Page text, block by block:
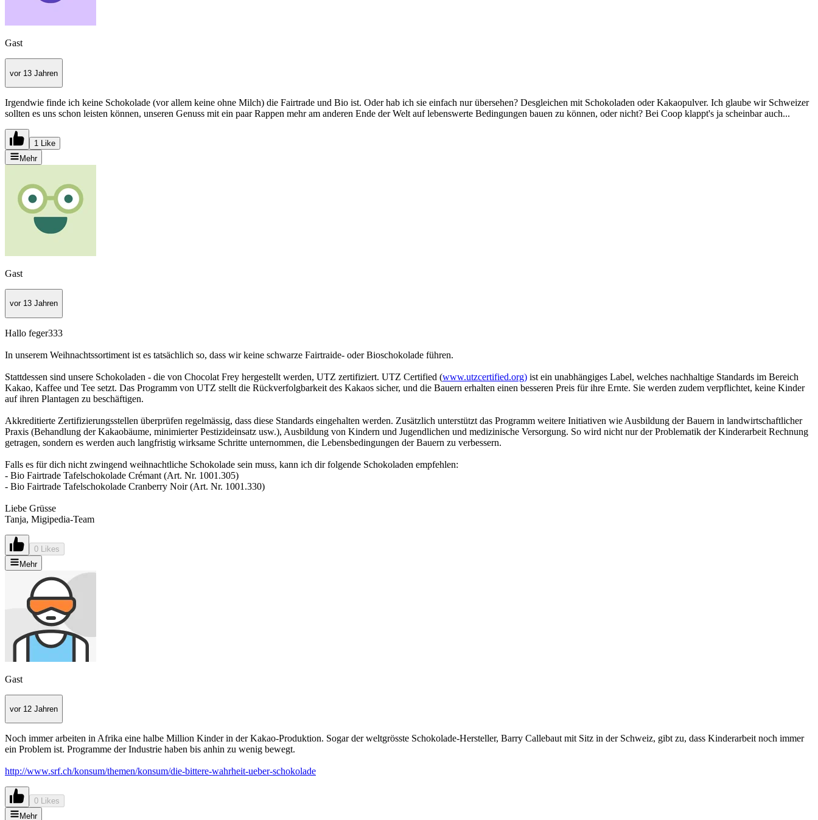
Gast
vor 13 Jahren
Irgendwie finde ich keine Schokolade (vor allem keine ohne Milch) die Fairtrade und Bio ist. Oder hab ich sie einfach nur übersehen? Desgleichen mit Schokoladen oder Kakaopulver. Ich glaube wir Schweizer
sollten es uns schon leisten können, unseren Genuss mit ein paar Rappen mehr am anderen Ende der Welt auf lebenswerte Bedingungen bauen zu können, oder nicht? Bei Coop klappt's ja scheinbar auch...
1 Like
Mehr
Gast
vor 13 Jahren
Hallo feger333
In unserem Weihnachtssortiment ist es tatsächlich so, dass wir keine schwarze Fairtraide- oder Bioschokolade führen.
Stattdessen sind unsere Schokoladen - die von Chocolat Frey hergestellt werden, UTZ zertifiziert. UTZ Certified (www.utzcertified.org) ist ein unabhängiges Label, welches nachhaltige Standards im Bereich
Kakao, Kaffee und Tee setzt. Das Programm von UTZ stellt die Rückverfolgbarkeit des Kakaos sicher, und die Bauern erhalten einen besseren Preis für ihre Ernte. Sie werden zudem verpflichtet, keine Kinder
auf ihren Plantagen zu beschäftigen.
Akkreditierte Zertifizierungsstellen überprüfen regelmässig, dass diese Standards eingehalten werden. Zusätzlich unterstützt das Programm weitere Initiativen wie Ausbildung der Bauern in landwirtschaftlicher
Praxis (Behandlung der Kakaobäume, minimierter Pestizideinsatz usw.), Ausbildung von Kindern und Jugendlichen und medizinische Versorgung. So wird nicht nur der Problematik der Kinderarbeit Rechnung
getragen, sondern es werden auch langfristig wirksame Schritte unternommen, die Lebensbedingungen der Bauern zu verbessern.
Falls es für dich nicht zwingend weihnachtliche Schokolade sein muss, kann ich dir folgende Schokoladen empfehlen:
- Bio Fairtrade Tafelschokolade Crémant (Art. Nr. 1001.305)
- Bio Fairtrade Tafelschokolade Cranberry Noir (Art. Nr. 1001.330)
Liebe Grüsse
Tanja, Migipedia-Team
0 Likes
Mehr
Gast
vor 12 Jahren
Noch immer arbeiten in Afrika eine halbe Million Kinder in der Kakao-Produktion. Sogar der weltgrösste Schokolade-Hersteller, Barry Callebaut mit Sitz in der Schweiz, gibt zu, dass Kinderarbeit noch immer
ein Problem ist. Programme der Industrie haben bis anhin zu wenig bewegt.
http://www.srf.ch/konsum/themen/konsum/die-bittere-wahrheit-ueber-schokolade
0 Likes
Mehr